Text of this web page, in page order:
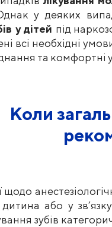
у деяких
у дітей під
всі необхідні
та комфортні
Коли
щодо
або у
зубів